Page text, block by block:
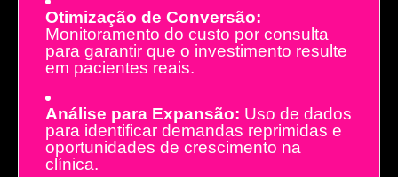
Otimização de Conversão:
Monitoramento do custo por consulta
para garantir que o investimento resulte
em pacientes reais.
Análise para Expansão: Uso de dados
para identificar demandas reprimidas e
oportunidades de crescimento na
clínica.